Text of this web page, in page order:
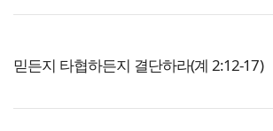
믿든지 타협하든지 결단하라(계 2:12-17)